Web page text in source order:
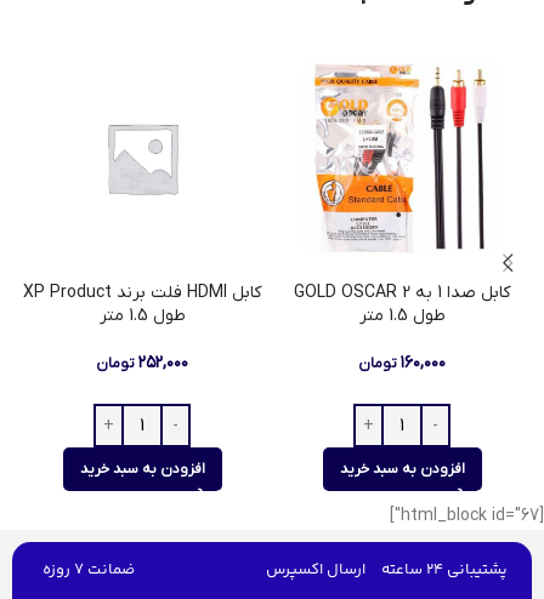
کابل صدا 1 به 2 GOLD OSCAR
طول 1.5 متر
۱۶۰,۰۰۰تومان
افزودن به سبد خرید
کابل HDMI فلت برند XP Product
طول 1.5 متر
۲۵۲,۰۰۰تومان
افزودن به سبد خرید
[html_block id="67"]
پشتیبانی 24 ساعته ارسال اکسپرس ضمانت 7 روزه